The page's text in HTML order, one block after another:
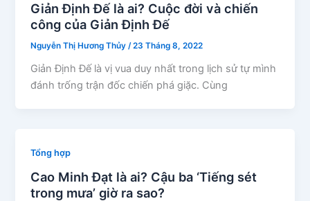
Giản Định Đế là ai? Cuộc đời và chiến
công của Giản Định Đế
Nguyễn Thị Hương Thủy/23 Tháng 8, 2022
Giản Định Đế là vị vua duy nhất trong lịch sử tự mình
đánh trống trận đốc chiến phá giặc. Cùng
Tổng hợp
Cao Minh Đạt là ai? Cậu ba ‘Tiếng sét
trong mưa’ giờ ra sao?